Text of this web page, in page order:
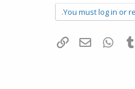
You must log in or
Tumblr
WhatsAppדואר אלקטרוני